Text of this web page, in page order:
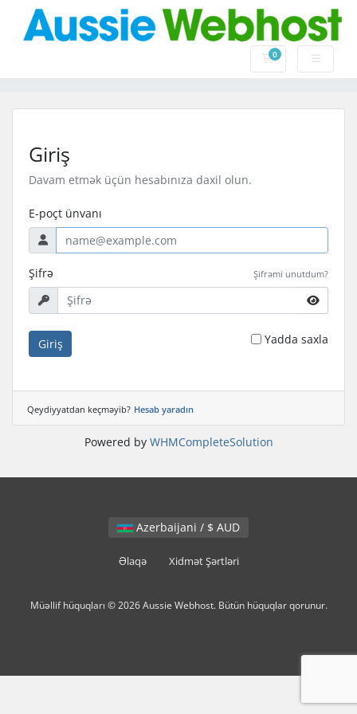
0Səbət
Giriş
Davam etmək üçün hesabınıza daxil olun.
E-poçt ünvanı
Şifrə Şifrəmi unutdum?
Giriş Yadda saxla
Qeydiyyatdan keçməyib? Hesab yaradın
Powered by WHMCompleteSolution
Azerbaijani / $ AUD
Əlaqə Xidmət Şərtləri
Müəllif hüquqları © 2026 Aussie Webhost. Bütün hüquqlar qorunur.